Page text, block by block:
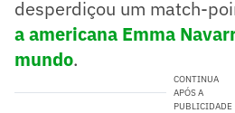
desperdiçou um match-
a americana Emma
mundo.
CONTINUA
APÓS A
PUBLICIDADE